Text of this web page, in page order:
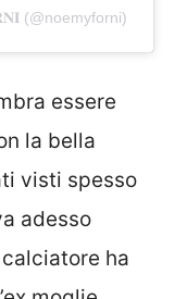
(@noemyforni)
essere
la bella
visti spesso
adesso
ha